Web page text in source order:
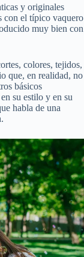
y originales
con el típico vaquero
muy bien con
colores, tejidos,
que, en realidad, no
básicos
su estilo y en su
habla de una